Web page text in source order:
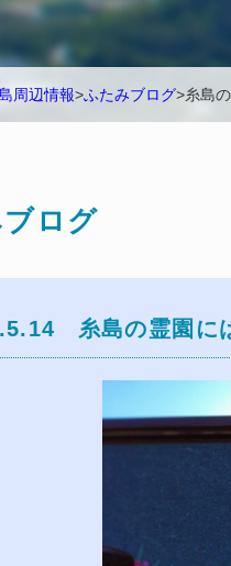
周辺情報>ふたみブログ>糸島
ログ
糸島の霊園に